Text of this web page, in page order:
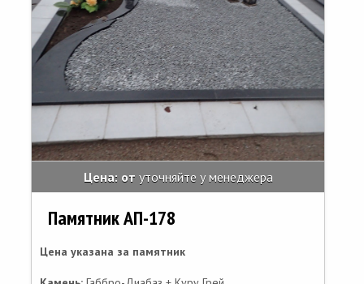
Цена: от уточняйте у менеджера
Памятник АП-178
Цена указана за памятник